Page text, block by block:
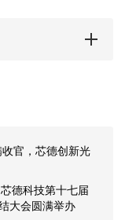
官，芯德创新光
德科技第十七届
大会圆满举办